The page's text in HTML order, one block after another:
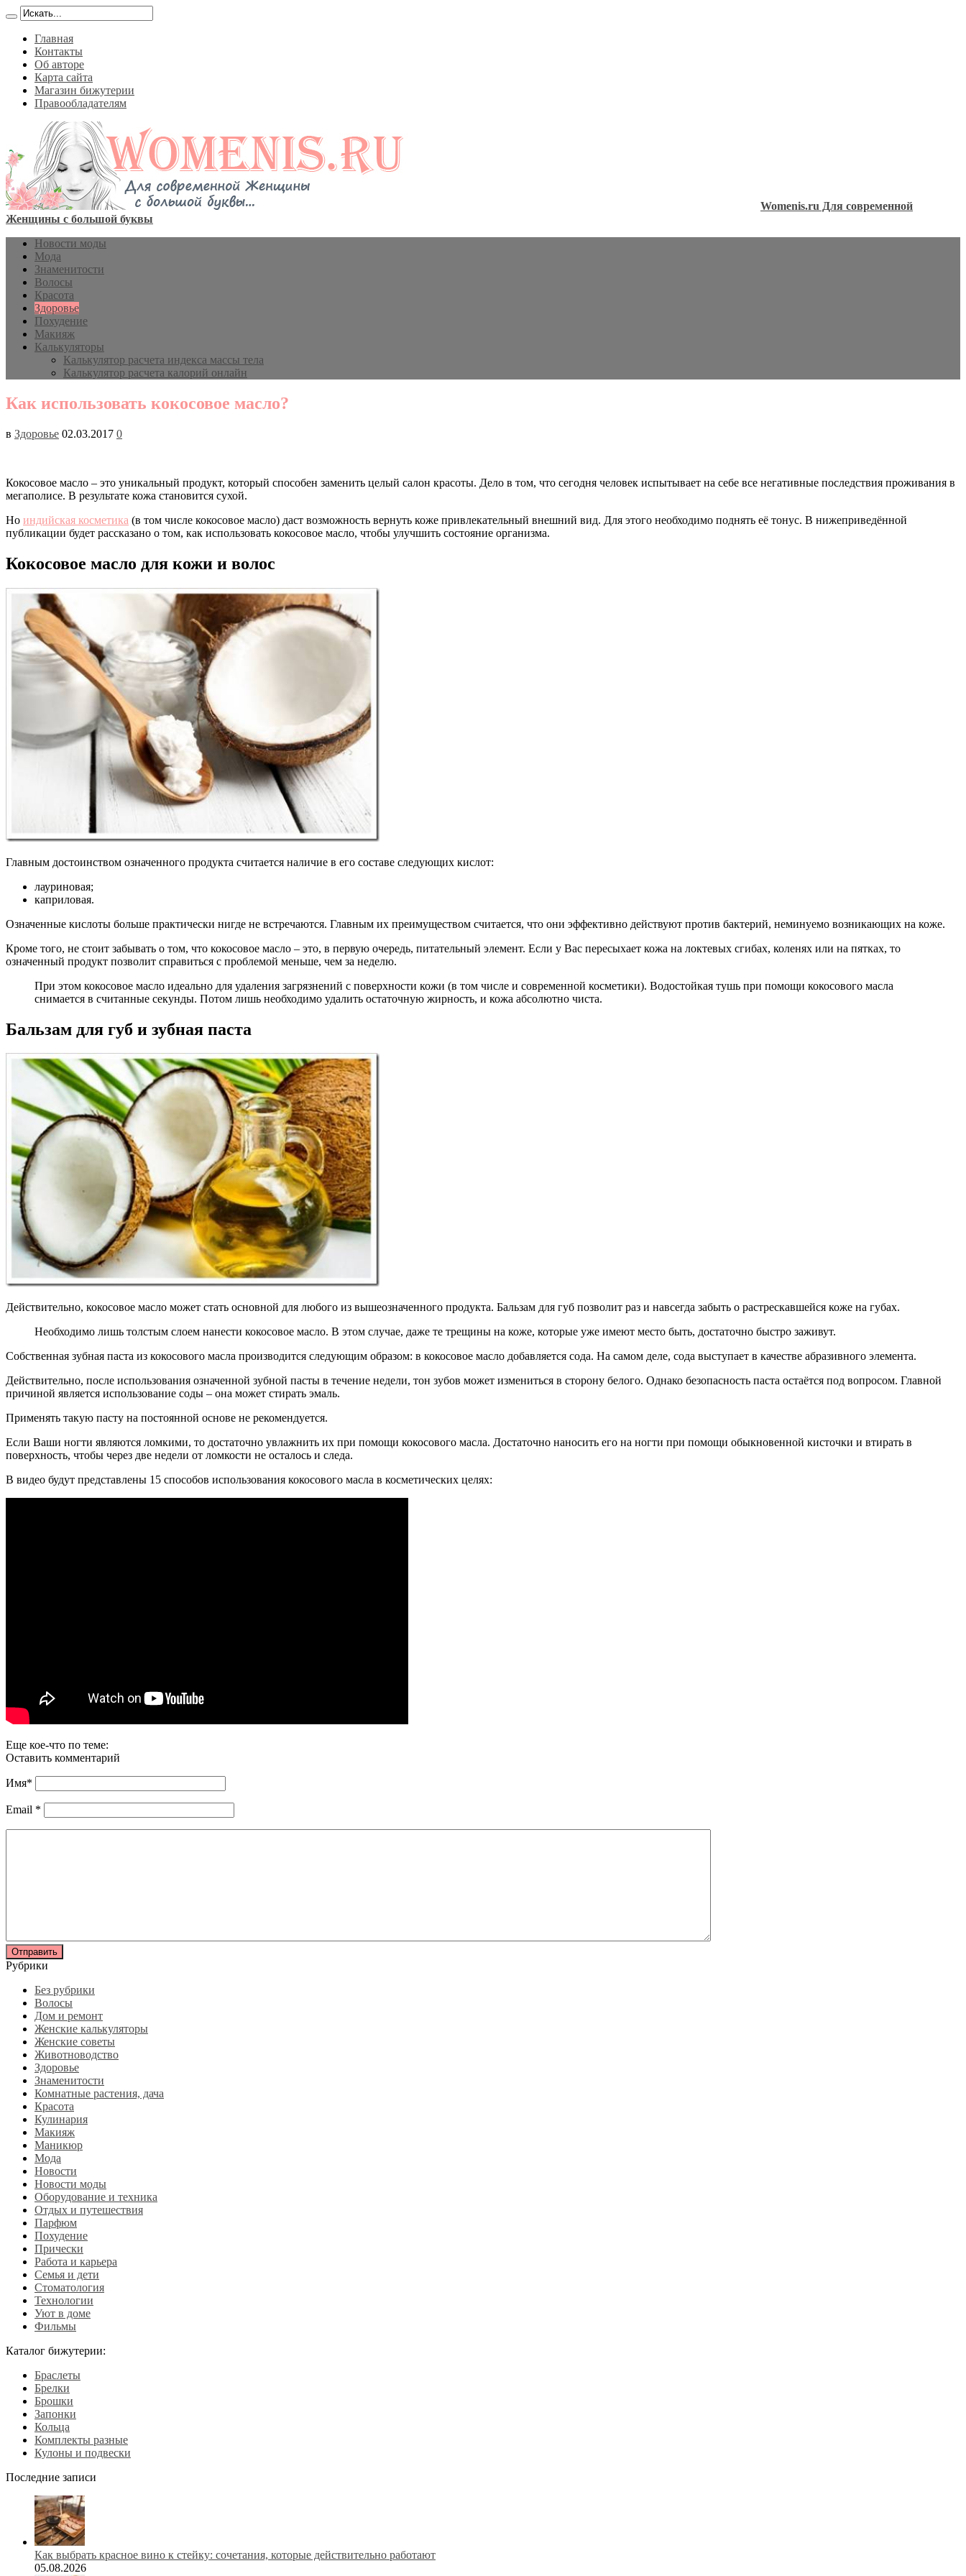
Главная
Контакты
Об авторе
Карта сайта
Магазин бижутерии
Правообладателям
Womenis.ru Для современной
Женщины с большой буквы
Новости моды
Мода
Знаменитости
Волосы
Красота
Здоровье
Похудение
Макияж
Калькуляторы
Калькулятор расчета индекса массы тела
Калькулятор расчета калорий онлайн
Как использовать кокосовое масло?
в Здоровье 02.03.2017 0
Кокосовое масло – это уникальный продукт, который способен заменить целый салон красоты. Дело в том, что сегодня человек испытывает на себе все негативные последствия проживания в
мегаполисе. В результате кожа становится сухой.
Но индийская косметика (в том числе кокосовое масло) даст возможность вернуть коже привлекательный внешний вид. Для этого необходимо поднять её тонус. В нижеприведённой
публикации будет рассказано о том, как использовать кокосовое масло, чтобы улучшить состояние организма.
Кокосовое масло для кожи и волос
Главным достоинством означенного продукта считается наличие в его составе следующих кислот:
лауриновая;
каприловая.
Означенные кислоты больше практически нигде не встречаются. Главным их преимуществом считается, что они эффективно действуют против бактерий, неминуемо возникающих на коже.
Кроме того, не стоит забывать о том, что кокосовое масло – это, в первую очередь, питательный элемент. Если у Вас пересыхает кожа на локтевых сгибах, коленях или на пятках, то
означенный продукт позволит справиться с проблемой меньше, чем за неделю.
При этом кокосовое масло идеально для удаления загрязнений с поверхности кожи (в том числе и современной косметики). Водостойкая тушь при помощи кокосового масла
снимается в считанные секунды. Потом лишь необходимо удалить остаточную жирность, и кожа абсолютно чиста.
Бальзам для губ и зубная паста
Действительно, кокосовое масло может стать основной для любого из вышеозначенного продукта. Бальзам для губ позволит раз и навсегда забыть о растрескавшейся коже на губах.
Необходимо лишь толстым слоем нанести кокосовое масло. В этом случае, даже те трещины на коже, которые уже имеют место быть, достаточно быстро заживут.
Собственная зубная паста из кокосового масла производится следующим образом: в кокосовое масло добавляется сода. На самом деле, сода выступает в качестве абразивного элемента.
Действительно, после использования означенной зубной пасты в течение недели, тон зубов может измениться в сторону белого. Однако безопасность паста остаётся под вопросом. Главной
причиной является использование соды – она может стирать эмаль.
Применять такую пасту на постоянной основе не рекомендуется.
Если Ваши ногти являются ломкими, то достаточно увлажнить их при помощи кокосового масла. Достаточно наносить его на ногти при помощи обыкновенной кисточки и втирать в
поверхность, чтобы через две недели от ломкости не осталось и следа.
В видео будут представлены 15 способов использования кокосового масла в косметических целях:
Еще кое-что по теме:
Оставить комментарий
Имя*
Email *
Рубрики
Без рубрики
Волосы
Дом и ремонт
Женские калькуляторы
Женские советы
Животноводство
Здоровье
Знаменитости
Комнатные растения, дача
Красота
Кулинария
Макияж
Маникюр
Мода
Новости
Новости моды
Оборудование и техника
Отдых и путешествия
Парфюм
Похудение
Прически
Работа и карьера
Семья и дети
Стоматология
Технологии
Уют в доме
Фильмы
Каталог бижутерии:
Браслеты
Брелки
Брошки
Запонки
Кольца
Комплекты разные
Кулоны и подвески
Последние записи
Как выбрать красное вино к стейку: сочетания, которые действительно работают
05.08.2026